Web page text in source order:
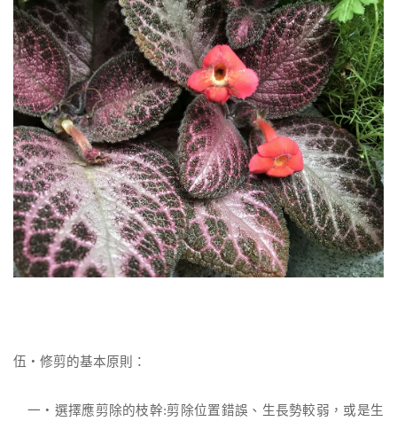
伍‧修剪的基本原則：
一‧選擇應剪除的枝幹:剪除位置錯誤、生長勢較弱，或是生